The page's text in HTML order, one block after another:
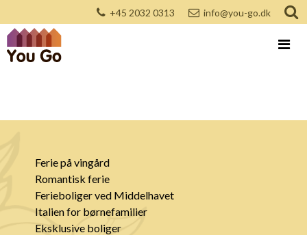
+45 2032 0313 info@you-go.dk
Ferie på vingård
Romantisk ferie
Ferieboliger ved Middelhavet
Italien for børnefamilier
Eksklusive boliger